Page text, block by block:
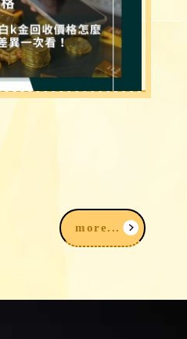
more...